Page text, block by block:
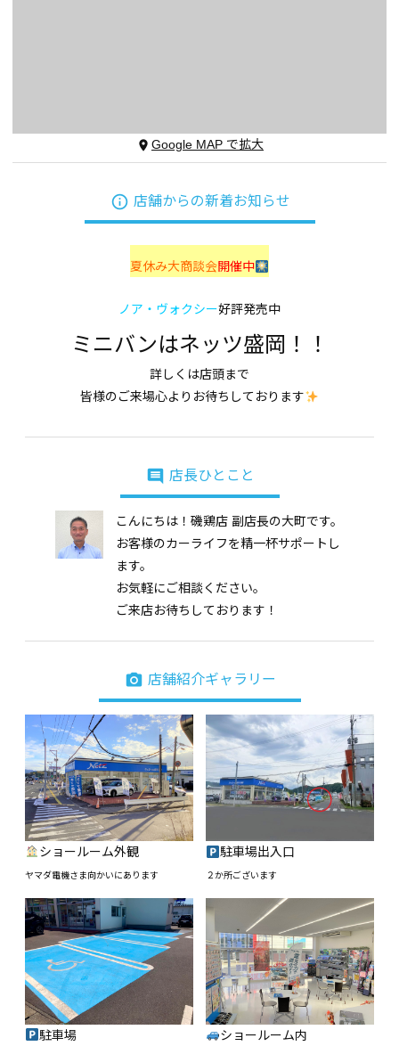
place Google MAP で拡大
info_outline 店舗からの新着お知らせ
夏休み大商談会開催中
ノア・ヴォクシー好評発売中
ミニバンはネッツ盛岡！！
詳しくは店頭まで
皆様のご来場心よりお待ちしております
insert_comment 店長ひとこと
こんにちは！磯鶏店 副店長の大町です。
お客様のカーライフを精一杯サポートし
ます。
お気軽にご相談ください。
ご来店お待ちしております！
photo_camera 店舗紹介ギャラリー
ショールーム外観
ヤマダ電機さま向かいにあります
駐車場出入口
２か所ございます
駐車場 ショールーム内